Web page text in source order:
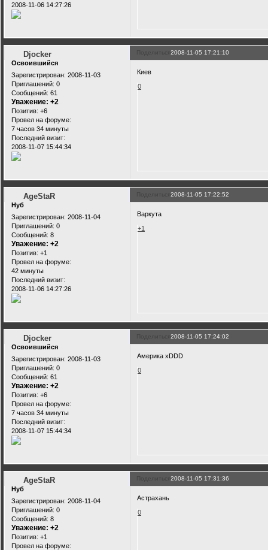
2008-11-06 14:27:26
Поделиться2008-11-05 17:21:10
Djocker
Освоившийся
Зарегистрирован: 2008-11-03
Приглашений: 0
Сообщений: 61
Уважение: +2
Позитив: +6
Провел на форуме:
7 часов 34 минуты
Последний визит:
2008-11-07 15:44:34
Киев
0
Поделиться2008-11-05 17:22:52
AgeStaR
Нуб
Зарегистрирован: 2008-11-04
Приглашений: 0
Сообщений: 8
Уважение: +2
Позитив: +1
Провел на форуме:
42 минуты
Последний визит:
2008-11-06 14:27:26
Варкута
+1
Поделиться2008-11-05 17:24:02
Djocker
Освоившийся
Зарегистрирован: 2008-11-03
Приглашений: 0
Сообщений: 61
Уважение: +2
Позитив: +6
Провел на форуме:
7 часов 34 минуты
Последний визит:
2008-11-07 15:44:34
Америка xDDD
0
Поделиться2008-11-05 17:31:36
AgeStaR
Нуб
Зарегистрирован: 2008-11-04
Приглашений: 0
Сообщений: 8
Уважение: +2
Позитив: +1
Провел на форуме:
Астрахань
0